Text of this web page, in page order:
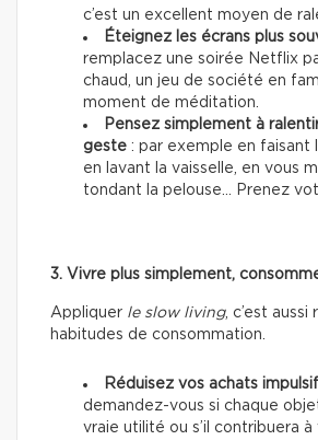
c’est un excellent moyen de
Éteignez les écrans plus
remplacez une soirée Netflix
chaud, un jeu de société en
moment de méditation.
Pensez simplement à
geste : par exemple en faisant
en lavant la vaisselle, en vous
tondant la pelouse… Prenez
3. Vivre plus simplement,
Appliquer le slow living, c’est aussi
habitudes de consommation.
Réduisez vos achats
demandez-vous si chaque
vraie utilité ou s’il contribuera